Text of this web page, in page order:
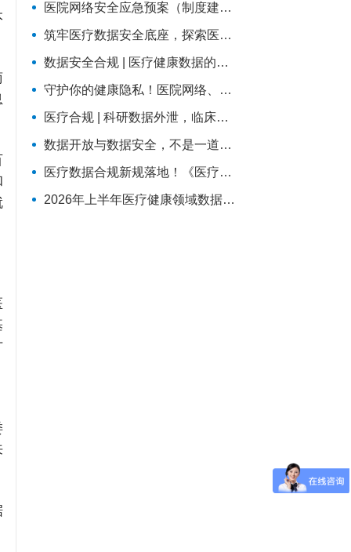
医院网络安全应急预案（制度建设可以直接使用版）
筑牢医疗数据安全底座，探索医院商密轻改造实践路径
数据安全合规 | 医疗健康数据的安全红线：如何平衡业务流转与合规监管？
守护你的健康隐私！医院网络、数据安全科普，请收好这份防护指南
医疗合规 | 科研数据外泄，临床研究场景下的数据安全
数据开放与数据安全，不是一道选择题——两份国家级文件背后的标准化逻辑
医疗数据合规新规落地！《医疗卫生机构数据安全和个人信息保护管理办法（试行）》核心解读与行动指南
2026年上半年医疗健康领域数据安全深度解析